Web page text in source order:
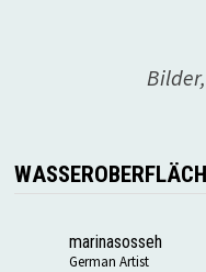
marinasosseh
German Artist